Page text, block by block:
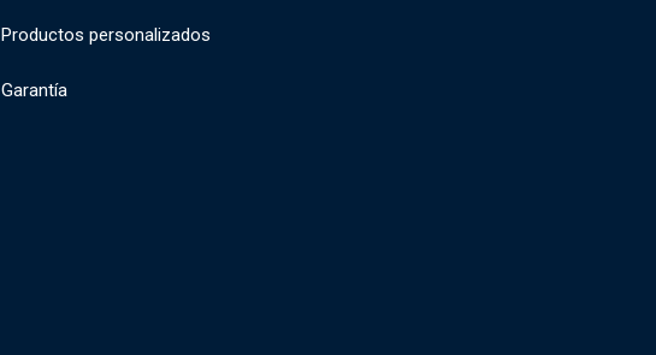
Productos personalizados
Garantía